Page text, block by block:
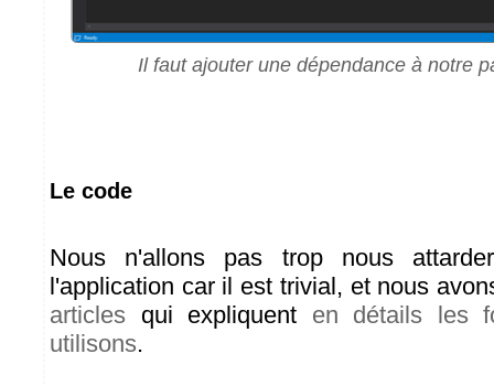
Il faut ajouter une dépendance à notre
Le code
Nous n'allons pas trop nous
l'application car il est trivial, et nous
articles qui expliquent en détails les
utilisons.